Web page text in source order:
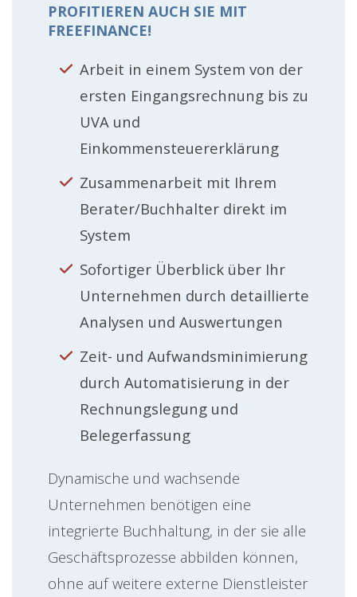
PROFITIEREN AUCH SIE MIT
FREEFINANCE!
Arbeit in einem System von der
ersten Eingangsrechnung bis zu
UVA und
Einkommensteuererklärung
Zusammenarbeit mit Ihrem
Berater/Buchhalter direkt im
System
Sofortiger Überblick über Ihr
Unternehmen durch detaillierte
Analysen und Auswertungen
Zeit- und Aufwandsminimierung
durch Automatisierung in der
Rechnungslegung und
Belegerfassung
Dynamische und wachsende
Unternehmen benötigen eine
integrierte Buchhaltung, in der sie alle
Geschäftsprozesse abbilden können,
ohne auf weitere externe Dienstleister